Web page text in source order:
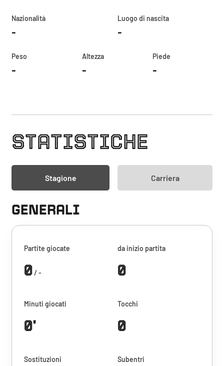
Nazionalità
-
Luogo di nascita
-
Peso
-
Altezza
-
Piede
-
STATISTICHE
Stagione Carriera
GENERALI
Partite giocate
0/ -
da inizio partita
0
Minuti giocati
0'
Tocchi
0
Sostituzioni Subentri